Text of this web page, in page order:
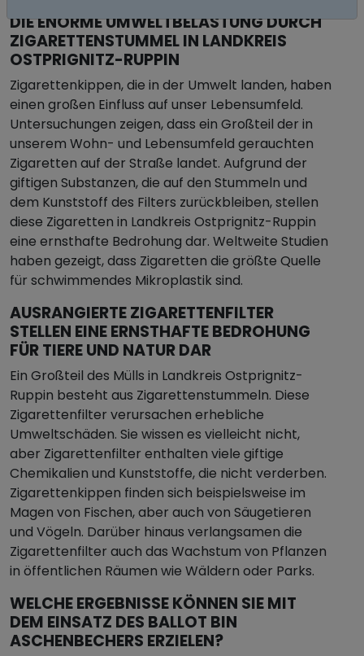
DIE ENORME UMWELTBELASTUNG DURCH
ZIGARETTENSTUMMEL IN LANDKREIS
OSTPRIGNITZ-RUPPIN
Zigarettenkippen, die in der Umwelt landen, haben
einen großen Einfluss auf unser Lebensumfeld.
Untersuchungen zeigen, dass ein Großteil der in
unserem Wohn- und Lebensumfeld gerauchten
Zigaretten auf der Straße landet. Aufgrund der
giftigen Substanzen, die auf den Stummeln und
dem Kunststoff des Filters zurückbleiben, stellen
diese Zigaretten in Landkreis Ostprignitz-Ruppin
eine ernsthafte Bedrohung dar. Weltweite Studien
haben gezeigt, dass Zigaretten die größte Quelle
für schwimmendes Mikroplastik sind.
AUSRANGIERTE ZIGARETTENFILTER
STELLEN EINE ERNSTHAFTE BEDROHUNG
FÜR TIERE UND NATUR DAR
Ein Großteil des Mülls in Landkreis Ostprignitz-
Ruppin besteht aus Zigarettenstummeln. Diese
Zigarettenfilter verursachen erhebliche
Umweltschäden. Sie wissen es vielleicht nicht,
aber Zigarettenfilter enthalten viele giftige
Chemikalien und Kunststoffe, die nicht verderben.
Zigarettenkippen finden sich beispielsweise im
Magen von Fischen, aber auch von Säugetieren
und Vögeln. Darüber hinaus verlangsamen die
Zigarettenfilter auch das Wachstum von Pflanzen
in öffentlichen Räumen wie Wäldern oder Parks.
WELCHE ERGEBNISSE KÖNNEN SIE MIT
DEM EINSATZ DES BALLOT BIN
ASCHENBECHERS ERZIELEN?